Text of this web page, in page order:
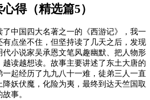
得（精选篇5）
中国四大名著之一的《西游记》，我一
有点坐不住，但坚持读了几天之后，发现
代小说家吴承恩文笔风趣幽默、把人物形
读越想读。故事主要讲述了东土大唐的
一起经历了九九八十一难，徒弟三人一直
妖伏魔，化险为夷，最终到达天竺国取
事。